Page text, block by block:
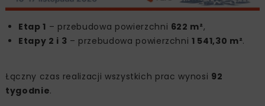
Etap 1 – przebudowa powierzchni 622 m²,
Etapy 2 i 3 – przebudowa powierzchni1 541,30 m².
Łączny czas realizacji wszystkich prac wynosi 92
tygodnie.